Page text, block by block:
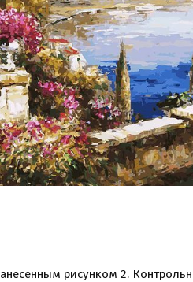
рисунком 2.